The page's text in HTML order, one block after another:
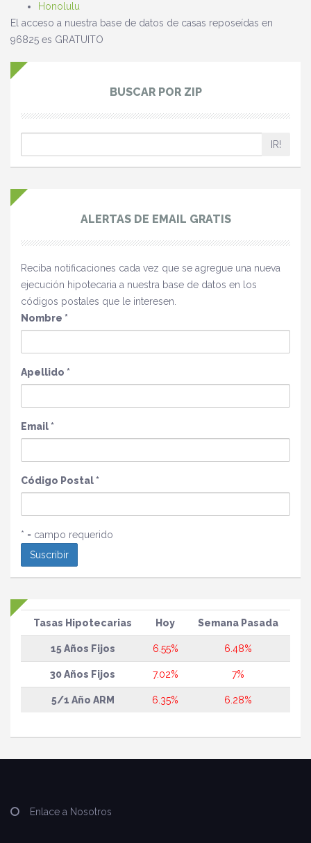
Honolulu
El acceso a nuestra base de datos de casas reposeídas en
96825 es GRATUITO
BUSCAR POR ZIP
IR!
ALERTAS DE EMAIL GRATIS
Reciba notificaciones cada vez que se agregue una nueva
ejecución hipotecaria a nuestra base de datos en los
códigos postales que le interesen.
Nombre *
Apellido *
Email*
Código Postal*
* = campo requerido
Tasas Hipotecarias Hoy Semana Pasada
15 Años Fijos 6.55% 6.48%
30 Años Fijos 7.02% 7%
5/1 Año ARM 6.35% 6.28%
Enlace a Nosotros